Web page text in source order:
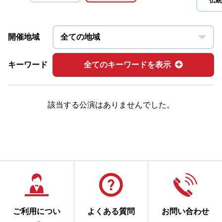
開催地域
キーワード 全てのキーワードを表示
該当する公演はありませんでした。
ご利用につい
よくある質問 お問い合わせ